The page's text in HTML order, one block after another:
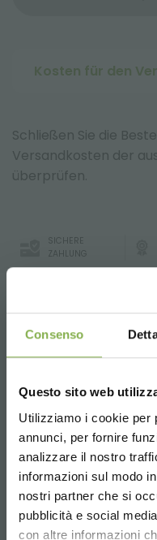
Consenso
Questo sito web
Utilizziamo i cookie per
annunci, per fornire
analizzare il nostro
informazioni sul modo
nostri partner che si
pubblicità e social
con altre informazioni
Kosten für den
Schließen Sie die
Versandkosten der
überprüfen.
SICHERE
ZAHLUNG
Durch die
zur Bewässerung mit
Die ausreichende
OPTIONAL: Ablassen,
Ansammlung von
In verschiedenen
Choose the
TAUCHE
Ein kleines